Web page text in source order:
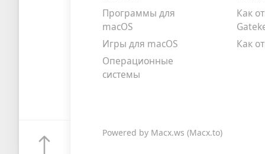
Программы для
macOS
Игры для macOS
Операционные
системы
Как
Как
Powered by Macx.ws (Macx.to)